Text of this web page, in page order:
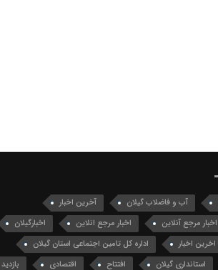
آب و فاضلاب گیلان
آخرین اخبار
اخبار مرجع آنلاین اخبار مرجع انلاین
اخبارگیلان
اخرین اخبار
اداره کل تامین اجتماعی استان گیلان
استانداری گیلان افتتاح اقتصادی
بازدید